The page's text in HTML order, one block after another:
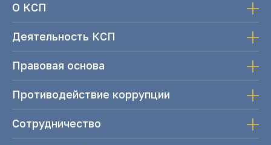
О КСП
Деятельность КСП
Правовая основа
Противодействие коррупции
Сотрудничество